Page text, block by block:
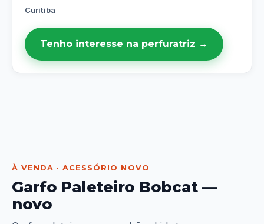
Curitiba
Tenho interesse na perfuratriz →
À VENDA · ACESSÓRIO NOVO
Garfo Paleteiro Bobcat —
novo